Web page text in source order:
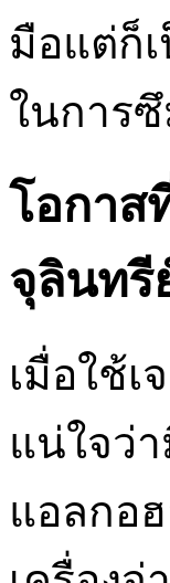
มือแต่ก็
ในการ
โอกาส
จุลินทรี
เมื่อใช้
แน่ใจว่
แอลกอ